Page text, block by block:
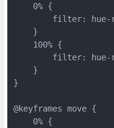
    0% {
filter: hue-
    }
    100% {
filter: hue-
    }
}
@keyframes move {
    0% {